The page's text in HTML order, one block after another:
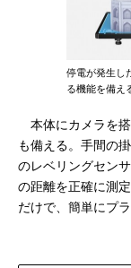
停電が発生し
る機能を備え
本体にカメラを
も備える。手間の
のレベリングセン
の距離を正確に測
だけで、簡単にプ